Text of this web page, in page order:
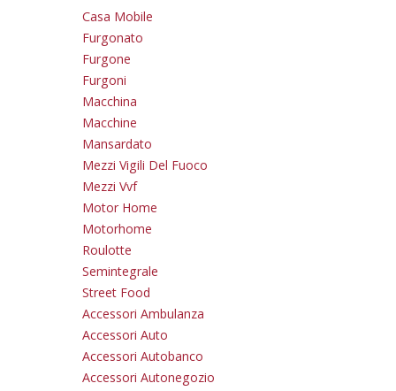
Casa Mobile
Furgonato
Furgone
Furgoni
Macchina
Macchine
Mansardato
Mezzi Vigili Del Fuoco
Mezzi Vvf
Motor Home
Motorhome
Roulotte
Semintegrale
Street Food
Accessori Ambulanza
Accessori Auto
Accessori Autobanco
Accessori Autonegozio